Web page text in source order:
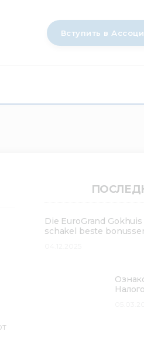
Вступить в
Die EuroGrand
schakel beste